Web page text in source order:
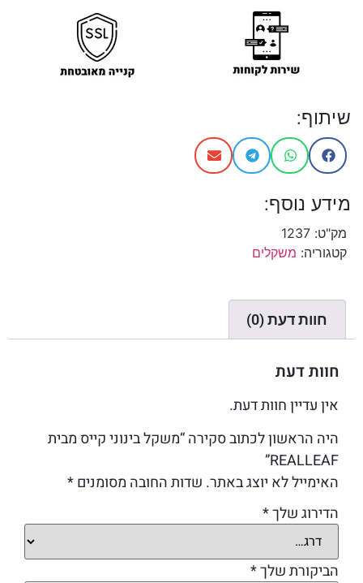
שיתוף:
מידע נוסף:
מק"ט: 1237
קטגוריה: משקלים
חוות דעת (0)
חוות דעת
אין עדיין חוות דעת.
היה הראשון לכתוב סקירה “משקל בינוני קייס מבית
REALLEAF”
האימייל לא יוצג באתר. שדות החובה מסומנים*
הדירוג שלך*
הביקורת שלך*